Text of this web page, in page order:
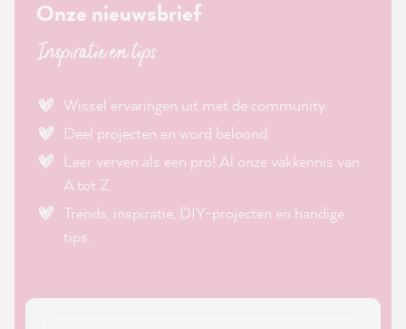
Onze nieuwsbrief
Inspiratie en tips
Wissel ervaringen uit met de community.
Deel projecten en word beloond.
Leer verven als een pro! Al onze vakkennis van
A tot Z.
Trends, inspiratie, DIY-projecten en handige
tips.